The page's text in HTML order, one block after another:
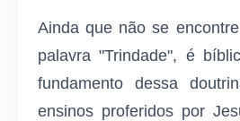
Ainda que não se
palavra "Trindade", é
fundamento dessa
ensinos proferidos por